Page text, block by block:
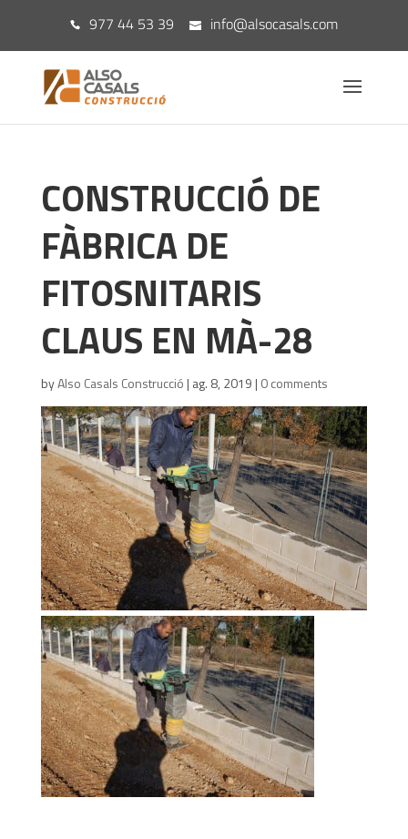
977 44 53 39 info@alsocasals.com
CONSTRUCCIÓ DE
FÀBRICA DE
FITOSNITARIS
CLAUS EN MÀ-28
byAlso Casals Construcció | ag. 8, 2019 | 0 comments